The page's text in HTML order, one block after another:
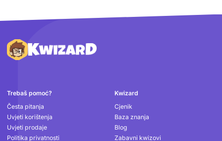
Podnožje
Trebaš pomoć?
Česta pitanja
Uvjeti korištenja
Uvjeti prodaje
Politika privatnosti
Kwizard
Cjenik
Baza znanja
Blog
Zabavni kwizovi